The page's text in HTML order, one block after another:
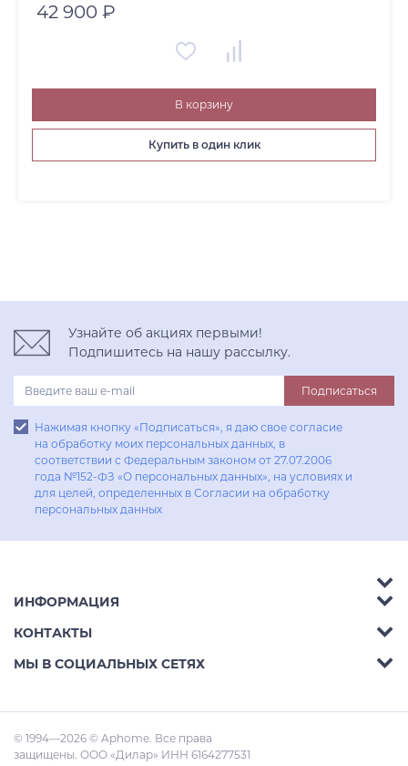
42 900 ₽
В корзину
Купить в один клик
Узнайте об акциях первыми!
Подпишитесь на нашу рассылку.
Подписаться
Нажимая кнопку «Подписаться», я даю свое согласие
на обработку моих персональных данных, в
соответствии с Федеральным законом от 27.07.2006
года №152-ФЗ «О персональных данных», на условиях и
для целей, определенных в Согласии на обработку
персональных данных
Аксессуары
Гостиные
Кабинеты
Малые Формы
ИНФОРМАЦИЯ
Акции
Доставка
Статьи
КОНТАКТЫ
Телефон: 8 (800) 302-42-39
Адрес: Ростов-на-Дону, пр.Михаила Нагибина
30л
МЫ В СОЦИАЛЬНЫХ СЕТЯХ
© 1994—2026 © Aphome. Все права
защищены. ООО «Дилар» ИНН 6164277531